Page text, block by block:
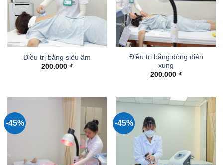
Điều trị bằng siêu âm
200.000 ₫
Điều trị bằng dòng điện
xung
200.000 ₫
-45% -45%